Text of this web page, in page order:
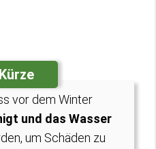
vor dem Winter
und das Wasser
um Schäden zu